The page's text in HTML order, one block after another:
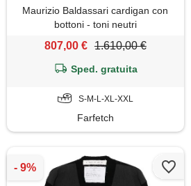
Maurizio Baldassari cardigan con
bottoni - toni neutri
807,00 € 1.610,00 €
Sped. gratuita
S-M-L-XL-XXL
Farfetch